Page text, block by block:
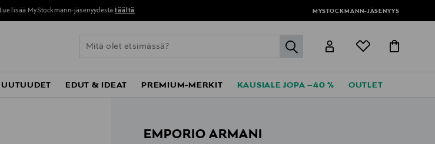
Lue lisää MyStockmann-jäsenyydestä täältä MYSTOCKMANN-JÄSENYYS
label.header.go
UUTUUDET EDUT & IDEAT PREMIUM-MERKIT KAUSIALE JOPA –40 % OUTLET
EMPORIO ARMANI